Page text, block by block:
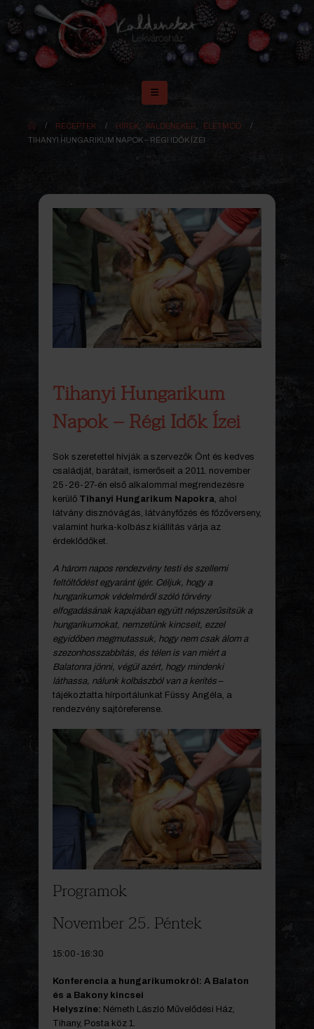
RECEPTEK HÍREK KALDENEKER
ÉLETMÓD
TIHANYI HUNGARIKUM NAPOK – RÉGI IDŐK ÍZEI
Tihanyi Hungarikum
Napok – Régi Idők Ízei
Sok szeretettel hívják a szervezők Önt és kedves
családját, barátait, ismerőseit a 2011. november
25-26-27-én első alkalommal megrendezésre
kerülő Tihanyi Hungarikum Napokra, ahol
látvány disznóvágás, látványfőzés és főzőverseny,
valamint hurka-kolbász kiállítás várja az
érdeklődőket.
A három napos rendezvény testi és szellemi
feltöltődést egyaránt ígér. Céljuk, hogy a
hungarikumok védelméről szóló törvény
elfogadásának kapujában együtt népszerűsítsük a
hungarikumokat, nemzetünk kincseit, ezzel
egyidőben megmutassuk, hogy nem csak álom a
szezonhosszabbítás, és télen is van miért a
Balatonra jönni, végül azért, hogy mindenki
láthassa, nálunk kolbászból van a kerítés –
tájékoztatta hírportálunkat Füssy Angéla, a
rendezvény sajtóreferense.
Programok
November 25. Péntek
15:00-16:30
Konferencia a hungarikumokról: A Balaton
és a Bakony kincsei
Helyszíne: Németh László Művelődési Ház,
Tihany, Posta köz 1.